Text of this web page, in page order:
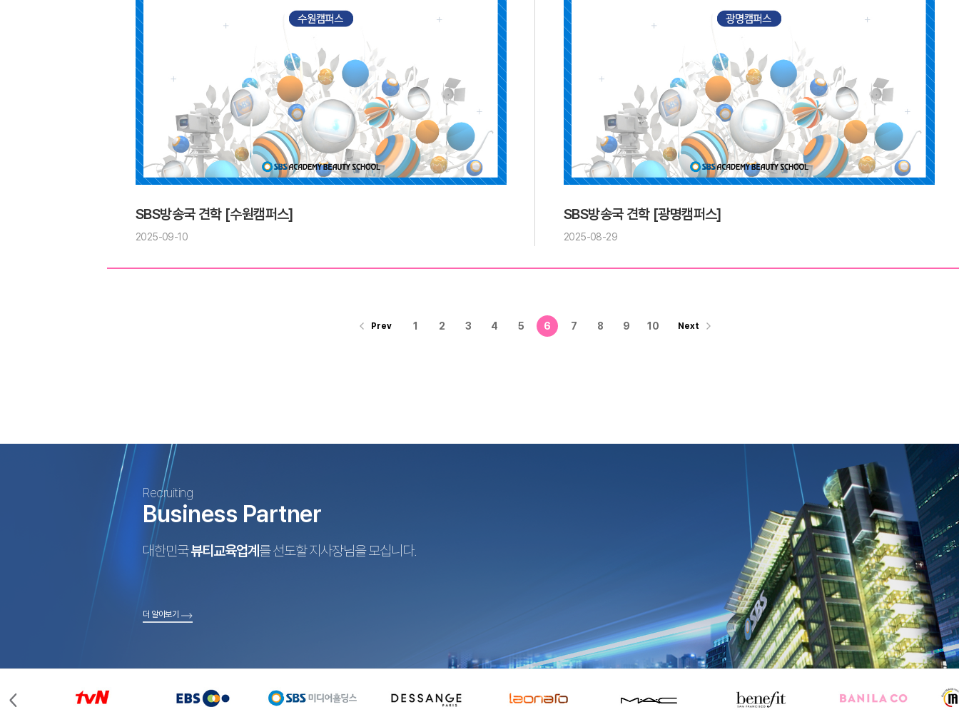
SBS방송국 견학 [수원캠퍼스]
2025-09-10
SBS방송국 견학 [광명캠퍼스]
2025-08-29
Prev 1 2 3 4 5 6 7 8 9 10 Next
Recruiting
Business Partner
대한민국뷰티교육업계 를 선도할 지사장님을 모십니다.
더 알아보기